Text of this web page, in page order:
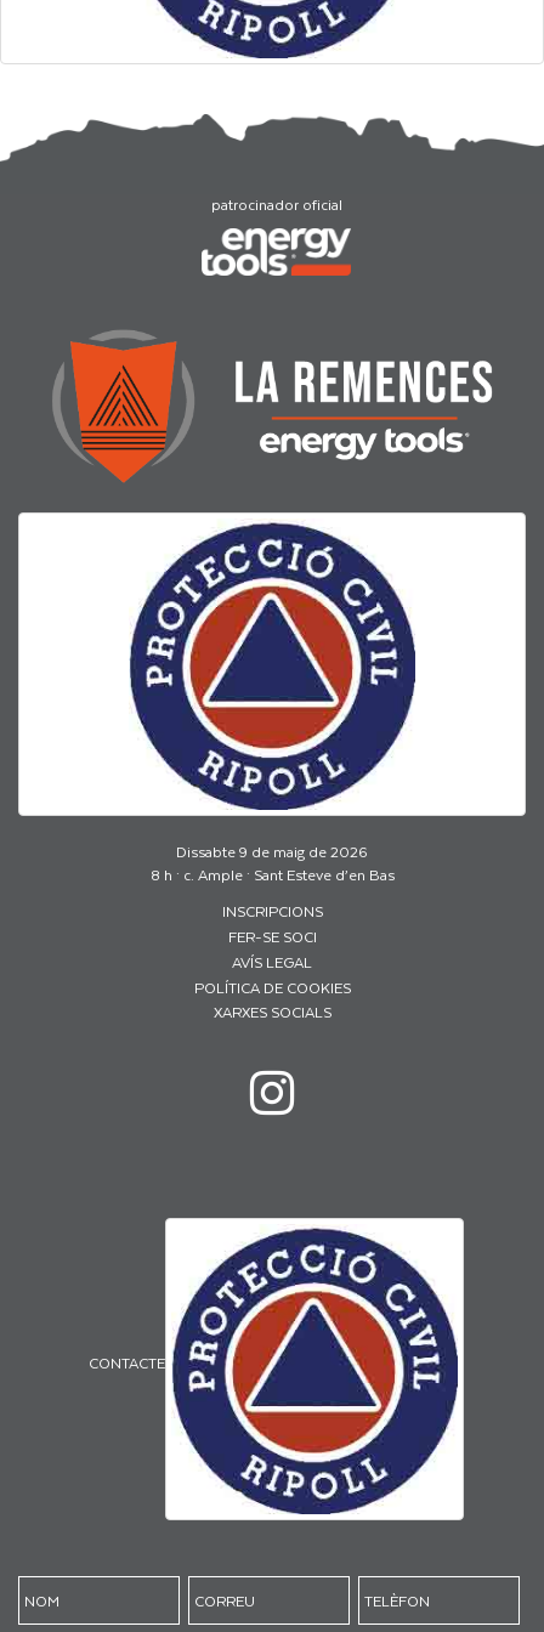
patrocinador oficial
Dissabte 9 de maig de 2026
8 h · c. Ample · Sant Esteve d’en Bas
INSCRIPCIONS
FER-SE SOCI
AVÍS LEGAL
POLÍTICA DE COOKIES
XARXES SOCIALS
CONTACTE